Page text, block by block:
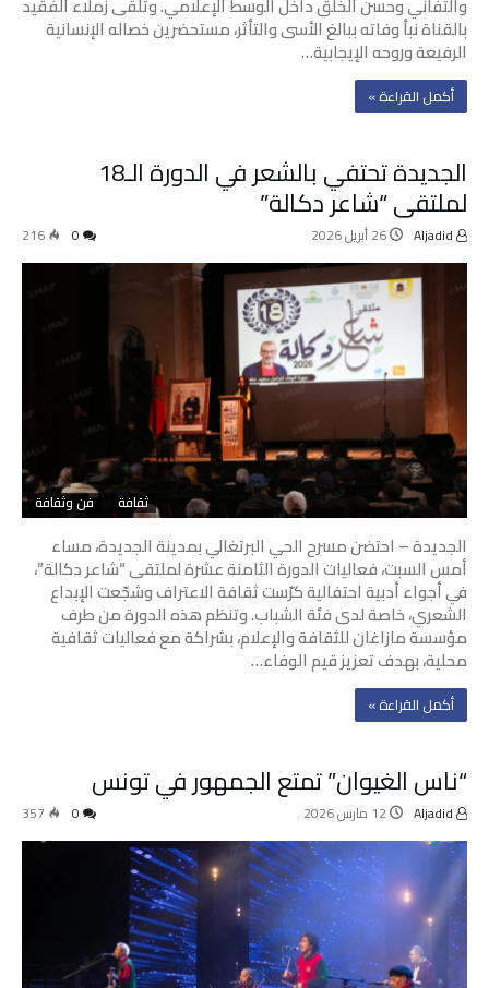
بالقناة نبأ وفاته ببالغ الأسى والتأثر، مستحضرين خصاله الإنسانية
الرفيعة وروحه الإيجابية…
‫أكمل القراءة »‬
الجديدة تحتفي بالشعر في الدورة الـ18
لملتقى “شاعر دكالة”
26 أبريل 2026 216
ثقافة فن وثقافة
الجديدة – احتضن مسرح الحي البرتغالي بمدينة الجديدة، مساء
أمس السبت، فعاليات الدورة الثامنة عشرة لملتقى “شاعر دكالة”،
في أجواء أدبية احتفالية كرّست ثقافة الاعتراف وشجّعت الإبداع
الشعري، خاصة لدى فئة الشباب. وتنظم هذه الدورة من طرف
مؤسسة مازاغان للثقافة والإعلام، بشراكة مع فعاليات ثقافية
محلية، بهدف تعزيز قيم الوفاء…
‫أكمل القراءة »‬
“ناس الغيوان” تمتع الجمهور في تونس
12 مارس 2026 357